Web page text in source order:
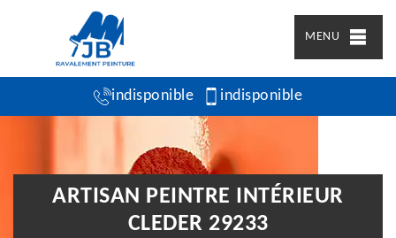
MENU
indisponible indisponible
ARTISAN PEINTRE INTÉRIEUR
CLEDER 29233